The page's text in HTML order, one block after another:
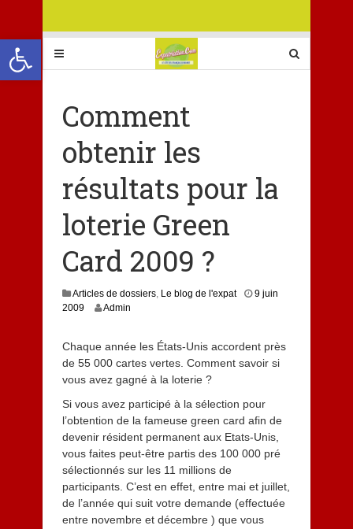
Ouvrir la barre d’outils
Comment
obtenir les
résultats pour la
loterie Green
Card 2009 ?
Articles de dossiers, Le blog de l'expat
9 juin
2009
Admin
Chaque année les États-Unis accordent près
de 55 000 cartes vertes. Comment savoir si
vous avez gagné à la loterie ?
Si vous avez participé à la sélection pour
l’obtention de la fameuse green card afin de
devenir résident permanent aux Etats-Unis,
vous faites peut-être partis des 100 000 pré
sélectionnés sur les 11 millions de
participants. C’est en effet, entre mai et juillet,
de l’année qui suit votre demande (effectuée
entre novembre et décembre ) que vous